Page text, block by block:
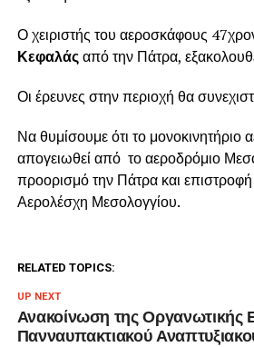
Ο χειριστής του αεροσκάφους
Κεφαλάςαπό την Πάτρα,
Οι έρευνες στην περιοχή θα
Να θυμίσουμε ότι το μονοκινητήριο
απογειωθεί από το αεροδρόμιο
προορισμό την Πάτρα και
Αερολέσχη Μεσολογγίου.
RELATED TOPICS:
UP NEXT
Ανακοίνωση της Οργανωτικής
Πανναυπακτιακού